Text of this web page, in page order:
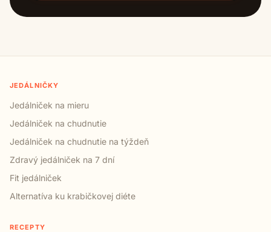
JEDÁLNIČKY
Jedálniček na mieru
Jedálniček na chudnutie
Jedálniček na chudnutie na týždeň
Zdravý jedálniček na 7 dní
Fit jedálniček
Alternatíva ku krabičkovej diéte
RECEPTY